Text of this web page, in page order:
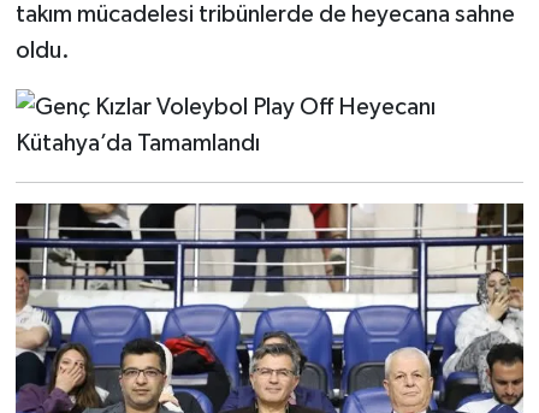
takım mücadelesi tribünlerde de heyecana sahne
oldu.
Politika
Resmi İlan
Rüya Tabirleri
Sağlık
Şaphane
Simav